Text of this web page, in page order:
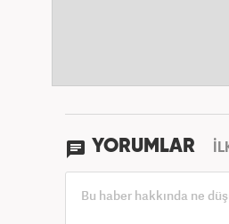
YORUMLAR